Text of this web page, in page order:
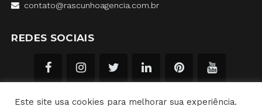
contato@rascunhoagencia.com.br
REDES SOCIAIS
Este site usa cookies para melhorar sua experiência.